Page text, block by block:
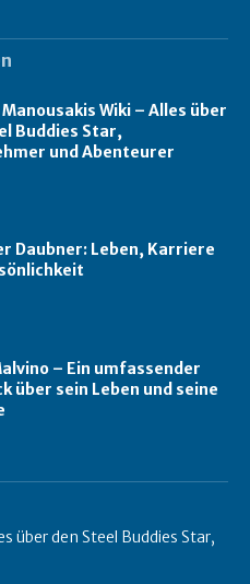
Wiki – Alles über
Buddies Star,
und Abenteurer
Daubner: Leben, Karriere
– Ein umfassender
über sein Leben und seine
über den Steel Buddies Star,